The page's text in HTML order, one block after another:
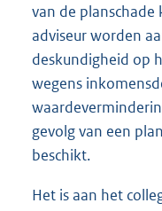
van de
adviseur worden
deskundigheid op
wegens
gevolg van een
beschikt.
Het is aan het